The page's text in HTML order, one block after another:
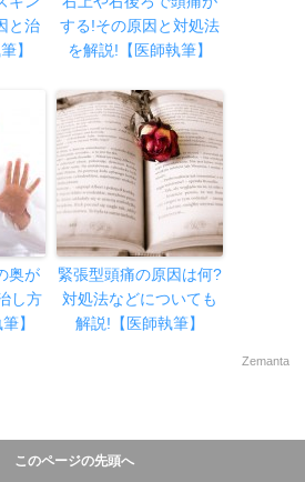
と治
】
する!その原因と対処法
を解説!【医師執筆】
奥が
し方
】
緊張型頭痛の原因は何?
対処法などについても
解説!【医師執筆】
Zemanta
このページの先頭へ